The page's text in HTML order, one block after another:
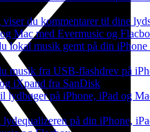
viser du kommentarer til dine
Mac med Evermusic og
lokal musik gemt på din iPhone
musik fra USB-flashdrev på
iXpand fra SanDisk
lydbøger på iPhone, iPad og
lydequalizeren på din iPhone,